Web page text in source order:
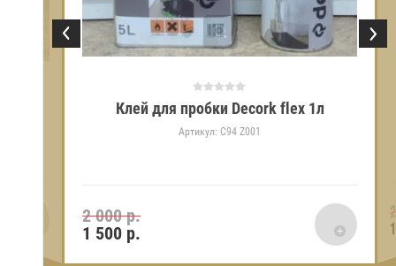
Клей для пробки Decork flex 1л
Артикул: C94 Z001
2 000 р.
1 500 р.